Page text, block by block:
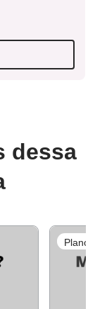
dessa
Plano 3